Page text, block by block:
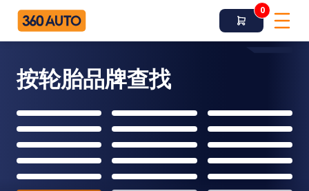
0
按轮胎品牌查找